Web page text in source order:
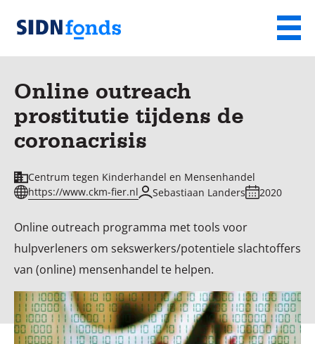
Sla de navigatie over en ga naar de inhoud
SIDN
fonds
Menu
Online outreach
prostitutie tijdens de
coronacrisis
Centrum tegen Kinderhandel en Mensenhandel
https://www.ckm-fier.nl
Sebastiaan Landers 2020
Online outreach programma met tools voor
hulpverleners om sekswerkers/potentiele slachtoffers
van (online) mensenhandel te helpen.